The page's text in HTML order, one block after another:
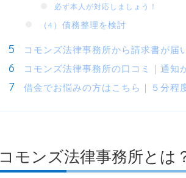
必ず本人が対応しましょう！
（4）債務整理を検討
コモンズ法律事務所から請求書が届
コモンズ法律事務所の口コミ｜通知
借金でお悩みの方はこちら｜５分程
コモンズ法律事務所とは